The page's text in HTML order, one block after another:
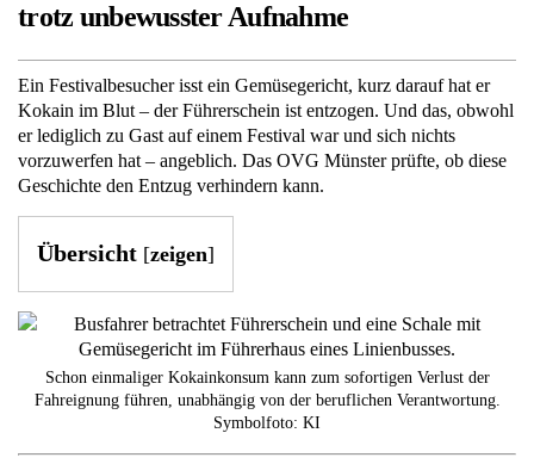
trotz unbewusster Aufnahme
Ein Festivalbesucher isst ein Gemüsegericht, kurz darauf hat er
Kokain im Blut – der Führerschein ist entzogen. Und das, obwohl
er lediglich zu Gast auf einem Festival war und sich nichts
vorzuwerfen hat – angeblich. Das OVG Münster prüfte, ob diese
Geschichte den Entzug verhindern kann.
Übersicht [zeigen]
Schon einmaliger Kokainkonsum kann zum sofortigen Verlust der
Fahreignung führen, unabhängig von der beruflichen Verantwortung.
Symbolfoto: KI